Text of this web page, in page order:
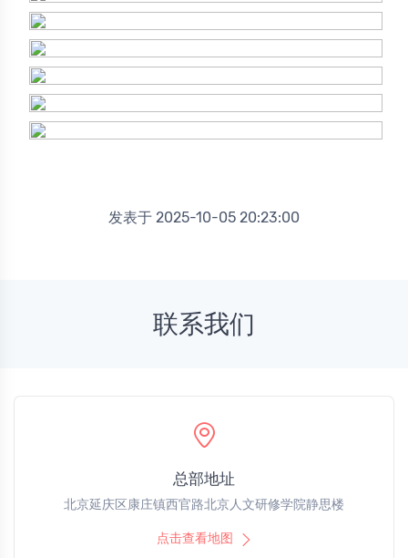
发表于 2025-10-05 20:23:00
联系我们
总部地址
北京延庆区康庄镇西官路北京人文研修学院静思楼
点击查看地图